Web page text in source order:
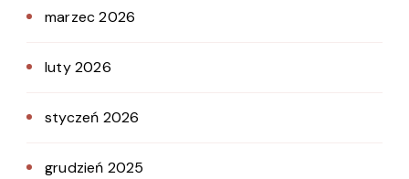
marzec 2026
luty 2026
styczeń 2026
grudzień 2025